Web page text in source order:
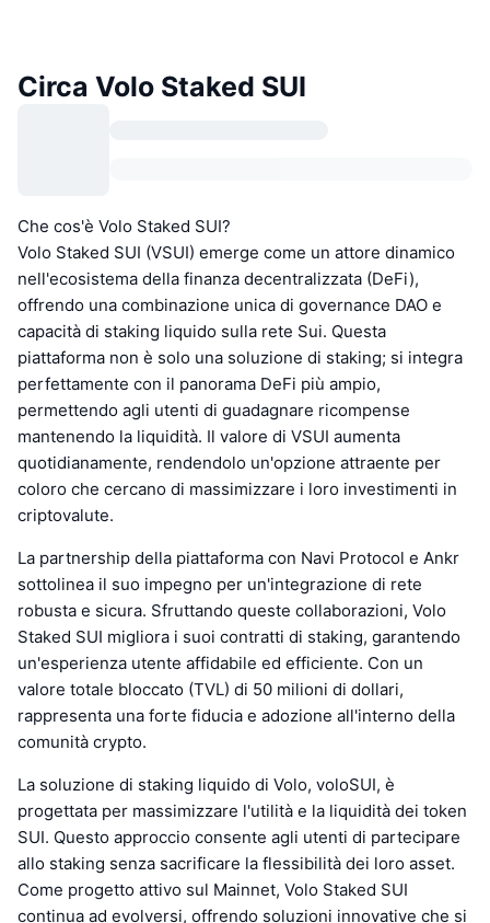
Circa Volo Staked SUI
Che cos'è Volo Staked SUI?
Volo Staked SUI (VSUI) emerge come un attore dinamico
nell'ecosistema della finanza decentralizzata (DeFi),
offrendo una combinazione unica di governance DAO e
capacità di staking liquido sulla rete Sui. Questa
piattaforma non è solo una soluzione di staking; si integra
perfettamente con il panorama DeFi più ampio,
permettendo agli utenti di guadagnare ricompense
mantenendo la liquidità. Il valore di VSUI aumenta
quotidianamente, rendendolo un'opzione attraente per
coloro che cercano di massimizzare i loro investimenti in
criptovalute.
La partnership della piattaforma con Navi Protocol e Ankr
sottolinea il suo impegno per un'integrazione di rete
robusta e sicura. Sfruttando queste collaborazioni, Volo
Staked SUI migliora i suoi contratti di staking, garantendo
un'esperienza utente affidabile ed efficiente. Con un
valore totale bloccato (TVL) di 50 milioni di dollari,
rappresenta una forte fiducia e adozione all'interno della
comunità crypto.
La soluzione di staking liquido di Volo, voloSUI, è
progettata per massimizzare l'utilità e la liquidità dei token
SUI. Questo approccio consente agli utenti di partecipare
allo staking senza sacrificare la flessibilità dei loro asset.
Come progetto attivo sul Mainnet, Volo Staked SUI
continua ad evolversi, offrendo soluzioni innovative che si